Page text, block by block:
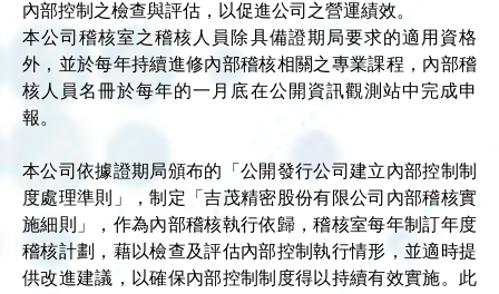
內部控制之檢查與評估，以促進公司之營運績效。
本公司稽核室之稽核人員除具備證期局要求的適用資格
外，並於每年持續進修內部稽核相關之專業課程，內部稽
核人員名冊於每年的一月底在公開資訊觀測站中完成申
報。
本公司依據證期局頒布的「公開發行公司建立內部控制制
度處理準則」，制定「吉茂精密股份有限公司內部稽核實
施細則」，作為內部稽核執行依歸，稽核室每年制訂年度
稽核計劃，藉以檢查及評估內部控制執行情形，並適時提
供改進建議，以確保內部控制制度得以持續有效實施。此